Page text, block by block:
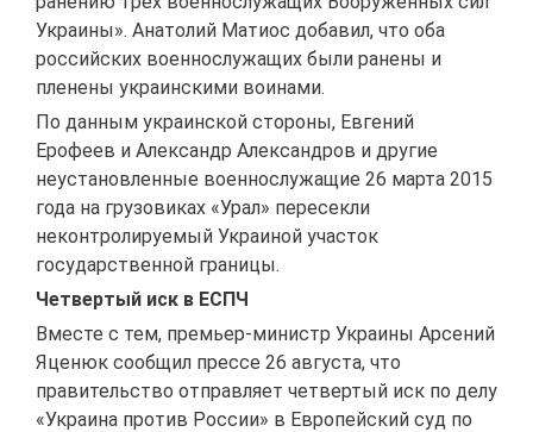
Украины». Анатолий Матиос добавил, что оба
российских военнослужащих были ранены и
пленены украинскими воинами.
По данным украинской стороны, Евгений
Ерофеев и Александр Александров и другие
неустановленные военнослужащие 26 марта 2015
года на грузовиках «Урал» пересекли
неконтролируемый Украиной участок
государственной границы.
Четвертый иск в ЕСПЧ
Вместе с тем, премьер-министр Украины Арсений
Яценюк сообщил прессе 26 августа, что
правительство отправляет четвертый иск по делу
«Украина против России» в Европейский суд по